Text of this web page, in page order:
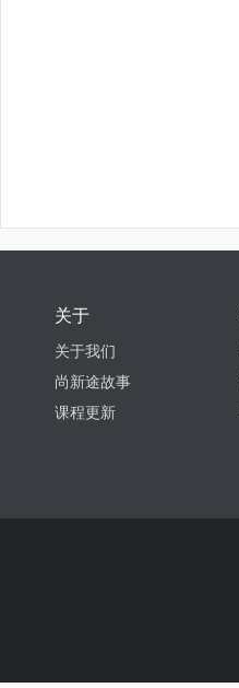
关于
关于我们
尚新途故事
课程更新